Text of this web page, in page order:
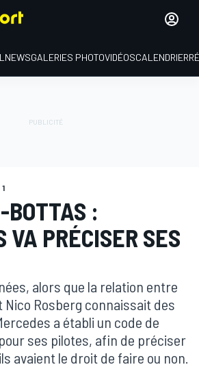
NEWSGALERIES PHOTOVIDÉOSCALENDRIER
BOTTAS :
VA PRÉCISER SES
alors que la relation entre
Nico Rosberg connaissait des
a établi un code de
ses pilotes, afin de préciser
avaient le droit de faire ou non.